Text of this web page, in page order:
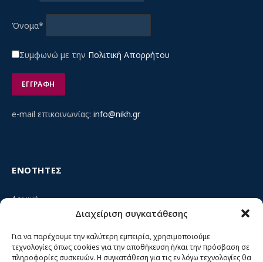
Διαχείριση συγκατάθεσης
Για να παρέχουμε την καλύτερη εμπειρία, χρησιμοποιούμε
τεχνολογίες όπως cookies για την αποθήκευση ή/και την πρόσβαση σε
πληροφορίες συσκευών. Η συγκατάθεση για τις εν λόγω τεχνολογίες θα
Όνομα*
Συμφωνώ με την Πολιτική Απορρήτου
e-mail επικοινωνίας: info@nikh.gr
ΕΝΟΤΗΤΕΣ
Αρχική
Κίνημα ΝΙΚΗ – Ποιοι είμαστε, αρχές & δράση
Θέσεις
Πρόσωπα